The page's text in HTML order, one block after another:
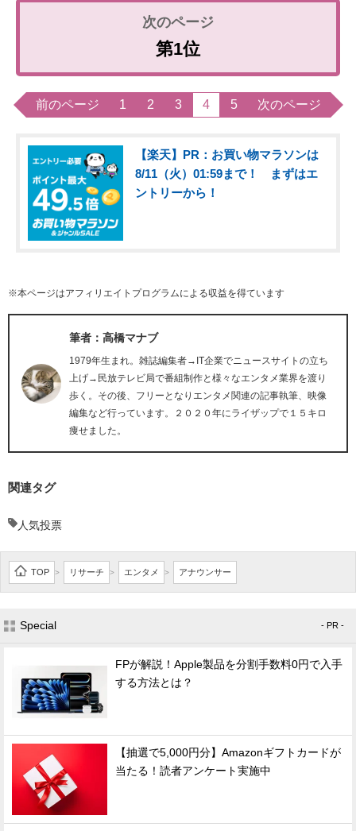
第1位
前のページ 1 2 3 4 5 次のページ
【楽天】PR：お買い物マラソンは
8/11（火）01:59まで！ まずはエ
ントリーから！
※本ページはアフィリエイトプログラムによる収益を得ています
筆者：高橋マナブ
1979年生まれ。雑誌編集者→IT企業でニュースサイトの立ち
上げ→民放テレビ局で番組制作と様々なエンタメ業界を渡り
歩く。その後、フリーとなりエンタメ関連の記事執筆、映像
編集など行っています。２０２０年にライザップで１５キロ
痩せました。
関連タグ
人気投票
TOP > リサーチ > エンタメ > アナウンサー
Special - PR -
FPが解説！Apple製品を分割手数料0円で入手
する方法とは？
【抽選で5,000円分】Amazonギフトカードが
当たる！読者アンケート実施中